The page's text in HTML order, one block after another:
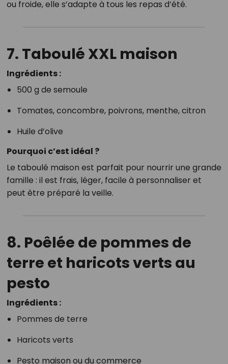
ou froide, elle s’adapte à tous les repas d’été.
7. Taboulé XXL maison
Ingrédients :
500 g de semoule
Tomates, concombre, poivrons, menthe, citron
Huile d’olive
Pourquoi c’est idéal ?
Le taboulé maison est parfait pour nourrir une grande
famille : il est frais, léger, facile à personnaliser et
peut être préparé la veille.
8. Poêlée de pommes de
terre et haricots verts au
pesto
Ingrédients :
Pommes de terre
Haricots verts
Pesto maison ou du commerce